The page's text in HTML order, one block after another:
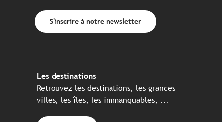
S'inscrire à notre newsletter
Les destinations
Retrouvez les destinations, les grandes
villes, les îles, les immanquables, ...